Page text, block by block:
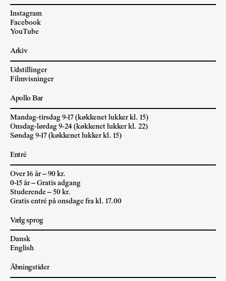
Instagram
Facebook
YouTube
Arkiv
Udstillinger
Filmvisninger
Apollo Bar
Mandag-tirsdag 9-17 (køkkenet lukker kl. 15)
Onsdag-lørdag 9-24 (køkkenet lukker kl. 22)
Søndag 9-17 (køkkenet lukker kl. 15)
Entré
Over 16 år – 90 kr.
0-15 år – Gratis adgang
Studerende – 50 kr.
Gratis entré på onsdage fra kl. 17.00
Vælg sprog
Dansk
English
Åbningstider